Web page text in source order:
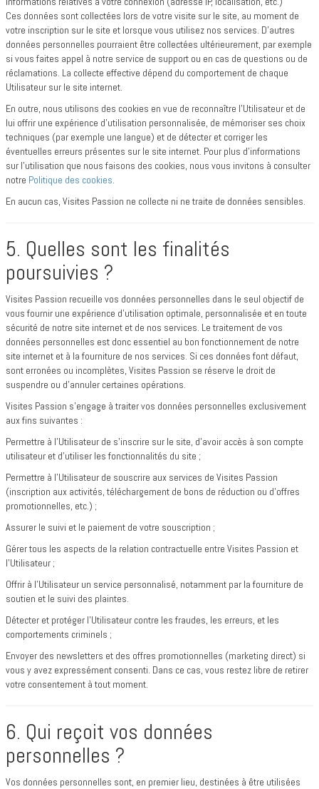
Ces données sont collectées lors de votre visite sur le site, au moment de
votre inscription sur le site et lorsque vous utilisez nos services. D’autres
données personnelles pourraient être collectées ultérieurement, par exemple
si vous faites appel à notre service de support ou en cas de questions ou de
réclamations. La collecte effective dépend du comportement de chaque
Utilisateur sur le site internet.
En outre, nous utilisons des cookies en vue de reconnaître l’Utilisateur et de
lui offrir une expérience d’utilisation personnalisée, de mémoriser ses choix
techniques (par exemple une langue) et de détecter et corriger les
éventuelles erreurs présentes sur le site internet. Pour plus d’informations
sur l’utilisation que nous faisons des cookies, nous vous invitons à consulter
notre Politique des cookies.
En aucun cas, Visites Passion ne collecte ni ne traite de données sensibles.
5. Quelles sont les finalités
poursuivies ?
Visites Passion recueille vos données personnelles dans le seul objectif de
vous fournir une expérience d’utilisation optimale, personnalisée et en toute
sécurité de notre site internet et de nos services. Le traitement de vos
données personnelles est donc essentiel au bon fonctionnement de notre
site internet et à la fourniture de nos services. Si ces données font défaut,
sont erronées ou incomplètes, Visites Passion se réserve le droit de
suspendre ou d’annuler certaines opérations.
Visites Passion s’engage à traiter vos données personnelles exclusivement
aux fins suivantes :
Permettre à l’Utilisateur de s’inscrire sur le site, d’avoir accès à son compte
utilisateur et d’utiliser les fonctionnalités du site ;
Permettre à l’Utilisateur de souscrire aux services de Visites Passion
(inscription aux activités, téléchargement de bons de réduction ou d’offres
promotionnelles, etc.) ;
Assurer le suivi et le paiement de votre souscription ;
Gérer tous les aspects de la relation contractuelle entre Visites Passion et
l’Utilisateur ;
Offrir à l’Utilisateur un service personnalisé, notamment par la fourniture de
soutien et le suivi des plaintes.
Détecter et protéger l’Utilisateur contre les fraudes, les erreurs, et les
comportements criminels ;
Envoyer des newsletters et des offres promotionnelles (marketing direct) si
vous y avez expressément consenti. Dans ce cas, vous restez libre de retirer
votre consentement à tout moment.
6. Qui reçoit vos données
personnelles ?
Vos données personnelles sont, en premier lieu, destinées à être utilisées